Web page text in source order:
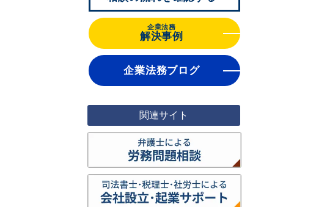
企業法務
解決事例
企業法務ブログ
関連サイト